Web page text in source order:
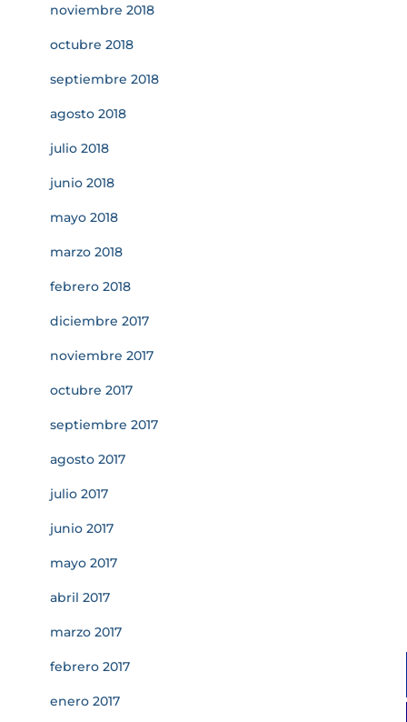
noviembre 2018
octubre 2018
septiembre 2018
agosto 2018
julio 2018
junio 2018
mayo 2018
marzo 2018
febrero 2018
diciembre 2017
noviembre 2017
octubre 2017
septiembre 2017
agosto 2017
julio 2017
junio 2017
mayo 2017
abril 2017
marzo 2017
febrero 2017
enero 2017